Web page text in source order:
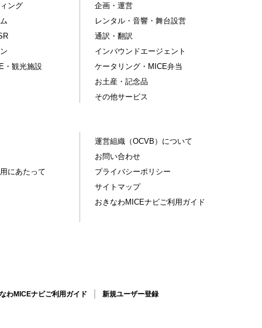
ング
・観光施設
企画・運営
レンタル・音響・舞台設営
通訳・翻訳
インバウンドエージェント
ケータリング・MICE弁当
お土産・記念品
その他サービス
にあたって
運営組織（OCVB）について
お問い合わせ
プライバシーポリシー
サイトマップ
おきなわMICEナビご利用ガイド
わMICEナビご利用ガイド 新規ユーザー登録